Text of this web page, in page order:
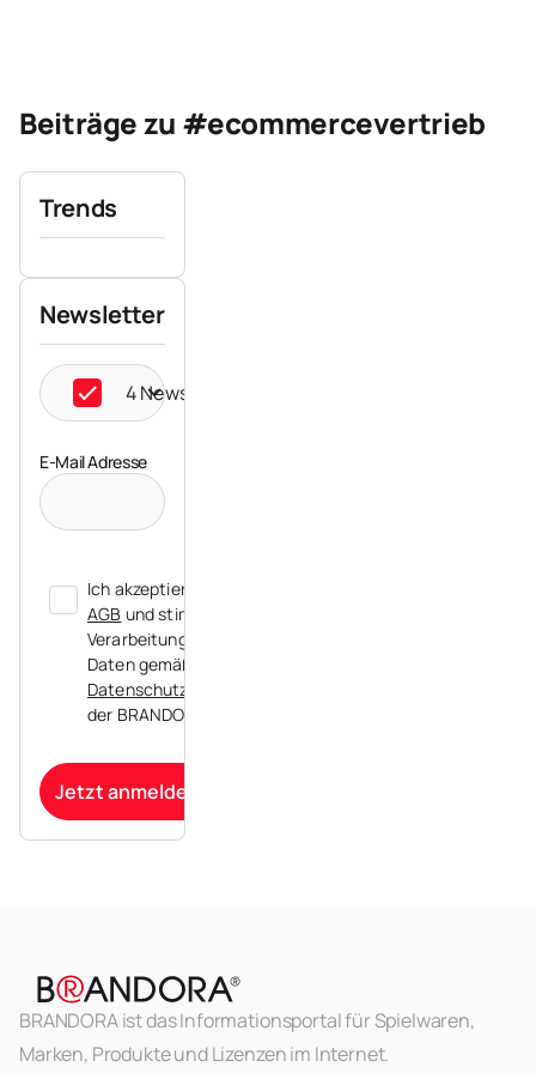
Beiträge zu #ecommercevertrieb
Trends
Newsletter
4 Newsletter ausgewählt
E-Mail Adresse
Ich akzeptiere die
AGB und stimme der
Verarbeitung meiner
Daten gemäß der
Datenschutzerklärung
der BRANDORA zu.
Jetzt anmelden
BRANDORA ist das Informationsportal für Spielwaren,
Marken, Produkte und Lizenzen im Internet.